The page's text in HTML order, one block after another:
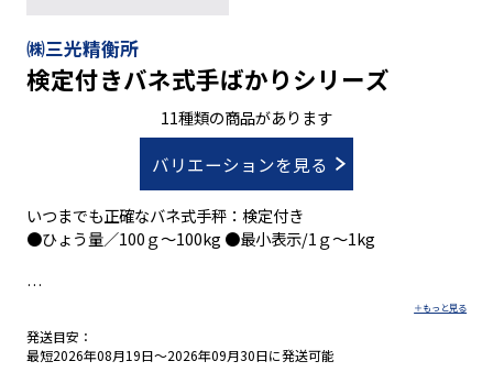
㈱三光精衡所
検定付きバネ式手ばかりシリーズ
11種類の商品があります
バリエーションを見る
いつまでも正確なバネ式手秤：検定付き
●ひょう量／100ｇ～100kg ●最小表示/1ｇ～1kg
●ＳＡＮＫＯの検定付き手秤は、取引証明に使えます。
●検定付の手秤は、ＳＡＮＫＯだけです。
発送目安：
最短2026年08月19日～2026年09月30日に発送可能